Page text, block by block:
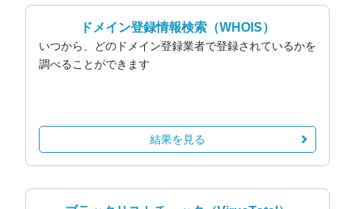
ドメイン登録情報検索 （WHOIS）
いつから、どのドメイン登録業者で登録されているかを
調べることができます
結果を見る